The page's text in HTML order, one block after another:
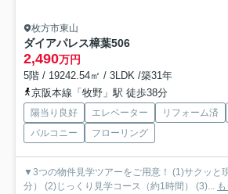
枚方市東山
ダイアパレス樟葉506
2,490万円
5階 / 19242.54㎡ / 3LDK /築31年
京阪本線「牧野」駅 徒歩38分
陽当り良好 エレベーター リフォーム済
バルコニー
フローリング
▼3つの物件見学ツアーをご用意！ (1)サクッと
分） (2)じっくり見学コース（約1時間） (3)...